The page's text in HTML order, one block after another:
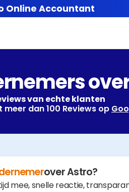
Online Accountant
van echte klanten
meer dan 100 Reviews op
over Astro?
mee, snelle reactie,